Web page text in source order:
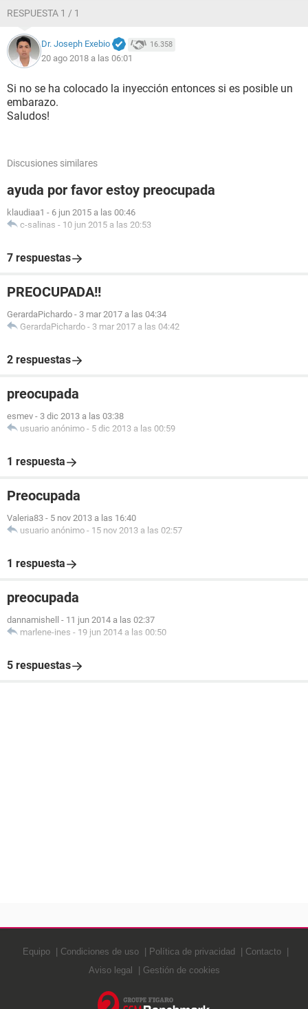
RESPUESTA 1 / 1
Dr. Joseph Exebio 16.358
20 ago 2018 a las 06:01
Si no se ha colocado la inyección entonces si es posible un
embarazo.
Saludos!
Discusiones similares
ayuda por favor estoy preocupada
klaudiaa1 - 6 jun 2015 a las 00:46
c-salinas - 10 jun 2015 a las 20:53
7 respuestas
PREOCUPADA!!
GerardaPichardo - 3 mar 2017 a las 04:34
GerardaPichardo - 3 mar 2017 a las 04:42
2 respuestas
preocupada
esmev - 3 dic 2013 a las 03:38
usuario anónimo - 5 dic 2013 a las 00:59
1 respuesta
Preocupada
Valeria83 - 5 nov 2013 a las 16:40
usuario anónimo - 15 nov 2013 a las 02:57
1 respuesta
preocupada
dannamishell - 11 jun 2014 a las 02:37
marlene-ines - 19 jun 2014 a las 00:50
5 respuestas
Equipo Condiciones de uso Política de privacidad
Contacto
Aviso legal
Gestión de cookies